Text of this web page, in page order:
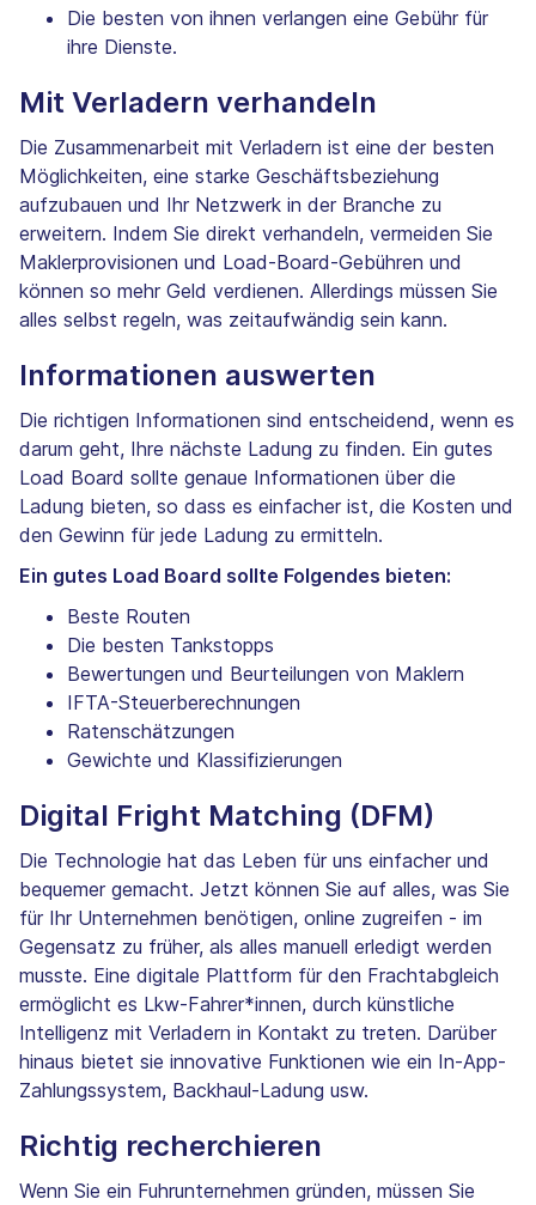
Die besten von ihnen verlangen eine Gebühr für
ihre Dienste.
Mit Verladern verhandeln
Die Zusammenarbeit mit Verladern ist eine der besten
Möglichkeiten, eine starke Geschäftsbeziehung
aufzubauen und Ihr Netzwerk in der Branche zu
erweitern. Indem Sie direkt verhandeln, vermeiden Sie
Maklerprovisionen und Load-Board-Gebühren und
können so mehr Geld verdienen. Allerdings müssen Sie
alles selbst regeln, was zeitaufwändig sein kann.
Informationen auswerten
Die richtigen Informationen sind entscheidend, wenn es
darum geht, Ihre nächste Ladung zu finden. Ein gutes
Load Board sollte genaue Informationen über die
Ladung bieten, so dass es einfacher ist, die Kosten und
den Gewinn für jede Ladung zu ermitteln.
Ein gutes Load Board sollte Folgendes bieten:
Beste Routen
Die besten Tankstopps
Bewertungen und Beurteilungen von Maklern
IFTA-Steuerberechnungen
Ratenschätzungen
Gewichte und Klassifizierungen
Digital Fright Matching (DFM)
Die Technologie hat das Leben für uns einfacher und
bequemer gemacht. Jetzt können Sie auf alles, was Sie
für Ihr Unternehmen benötigen, online zugreifen - im
Gegensatz zu früher, als alles manuell erledigt werden
musste. Eine digitale Plattform für den Frachtabgleich
ermöglicht es Lkw-Fahrer*innen, durch künstliche
Intelligenz mit Verladern in Kontakt zu treten. Darüber
hinaus bietet sie innovative Funktionen wie ein In-App-
Zahlungssystem, Backhaul-Ladung usw.
Richtig recherchieren
Wenn Sie ein Fuhrunternehmen gründen, müssen Sie